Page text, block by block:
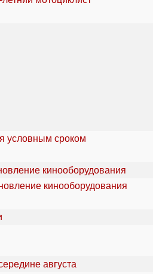
условным сроком
кинооборудования